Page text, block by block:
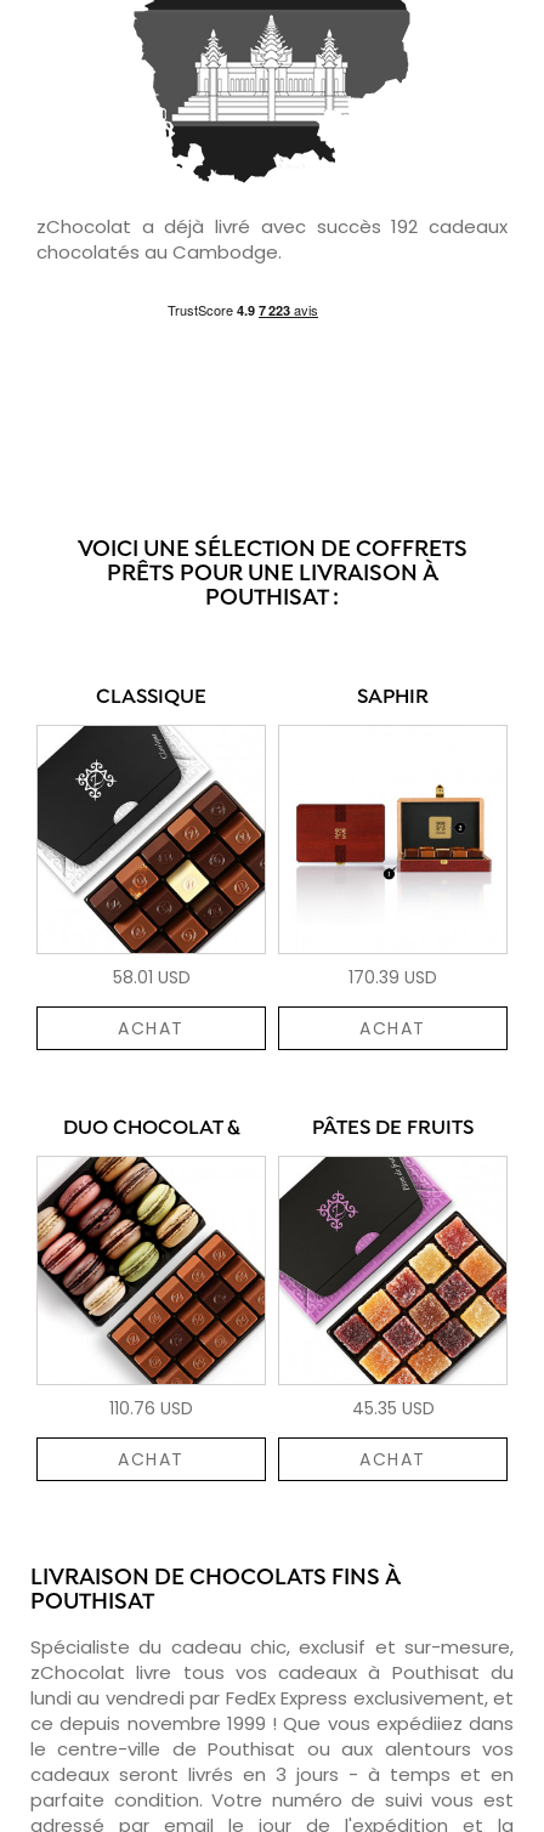
zChocolat a déjà livré avec succès 192 cadeaux
chocolatés au Cambodge.
VOICI UNE SÉLECTION DE COFFRETS
PRÊTS POUR UNE LIVRAISON À
POUTHISAT :
CLASSIQUE
58.01 USD
ACHAT
SAPHIR
170.39 USD
ACHAT
DUO CHOCOLAT &
110.76 USD
ACHAT
PÂTES DE FRUITS
45.35 USD
ACHAT
LIVRAISON DE CHOCOLATS FINS À
POUTHISAT
Spécialiste du cadeau chic, exclusif et sur-mesure,
zChocolat livre tous vos cadeaux à Pouthisat du
lundi au vendredi par FedEx Express exclusivement, et
ce depuis novembre 1999 ! Que vous expédiiez dans
le centre-ville de Pouthisat ou aux alentours vos
cadeaux seront livrés en 3 jours - à temps et en
parfaite condition. Votre numéro de suivi vous est
adressé par email le jour de l'expédition et la